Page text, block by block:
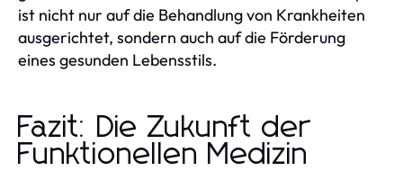
ist nicht nur auf die Behandlung von Krankheiten
ausgerichtet, sondern auch auf die Förderung
eines gesunden Lebensstils.
Fazit: Die Zukunft der
Funktionellen Medizin